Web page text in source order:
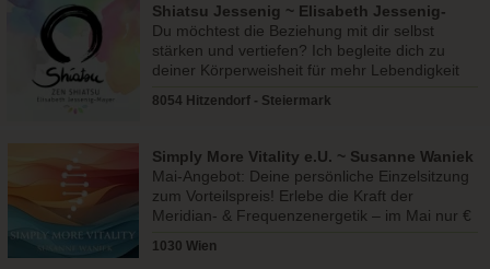
Shiatsu Jessenig ~ Elisabeth Jessenig-
Mayer
Du möchtest die Beziehung mit dir selbst
stärken und vertiefen? Ich begleite dich zu
deiner Körperweisheit für mehr Lebendigkeit
8054 Hitzendorf - Steiermark
Simply More Vitality e.U. ~ Susanne Waniek
Mai-Angebot: Deine persönliche Einzelsitzung
zum Vorteilspreis! Erlebe die Kraft der
Meridian- & Frequenzenergetik – im Mai nur €
1030 Wien